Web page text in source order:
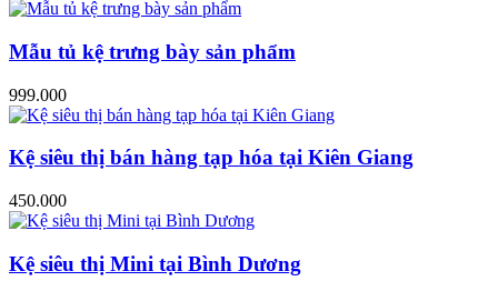
Mẫu tủ kệ trưng bày sản phẩm
999.000
Kệ siêu thị bán hàng tạp hóa tại Kiên Giang
450.000
Kệ siêu thị Mini tại Bình Dương